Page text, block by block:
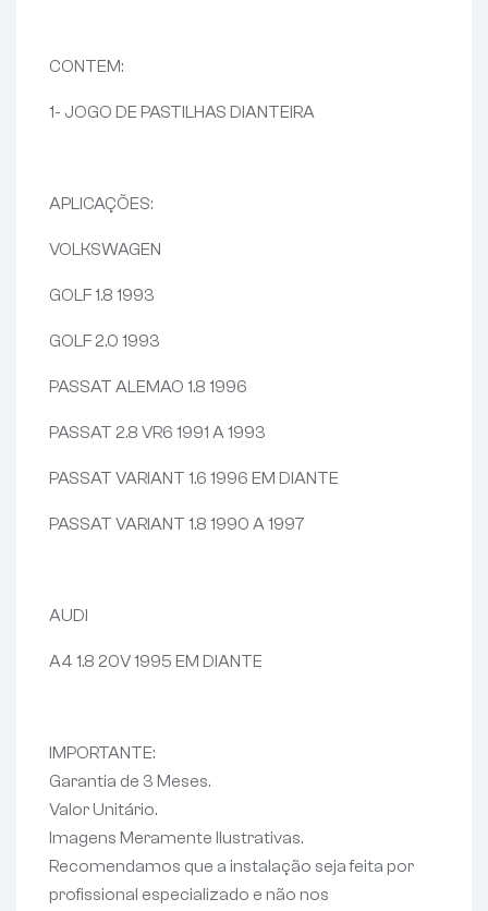
CONTEM:
1- JOGO DE PASTILHAS DIANTEIRA
APLICAÇÕES:
VOLKSWAGEN
GOLF 1.8 1993
GOLF 2.0 1993
PASSAT ALEMAO 1.8 1996
PASSAT 2.8 VR6 1991 A 1993
PASSAT VARIANT 1.6 1996 EM DIANTE
PASSAT VARIANT 1.8 1990 A 1997
AUDI
A4 1.8 20V 1995 EM DIANTE
IMPORTANTE:
Garantia de 3 Meses.
Valor Unitário.
Imagens Meramente Ilustrativas.
Recomendamos que a instalação seja feita por
profissional especializado e não nos